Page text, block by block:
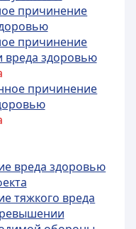
причинение
причинение
вреда здоровью
причинение
вреда здоровью
тяжкого вреда